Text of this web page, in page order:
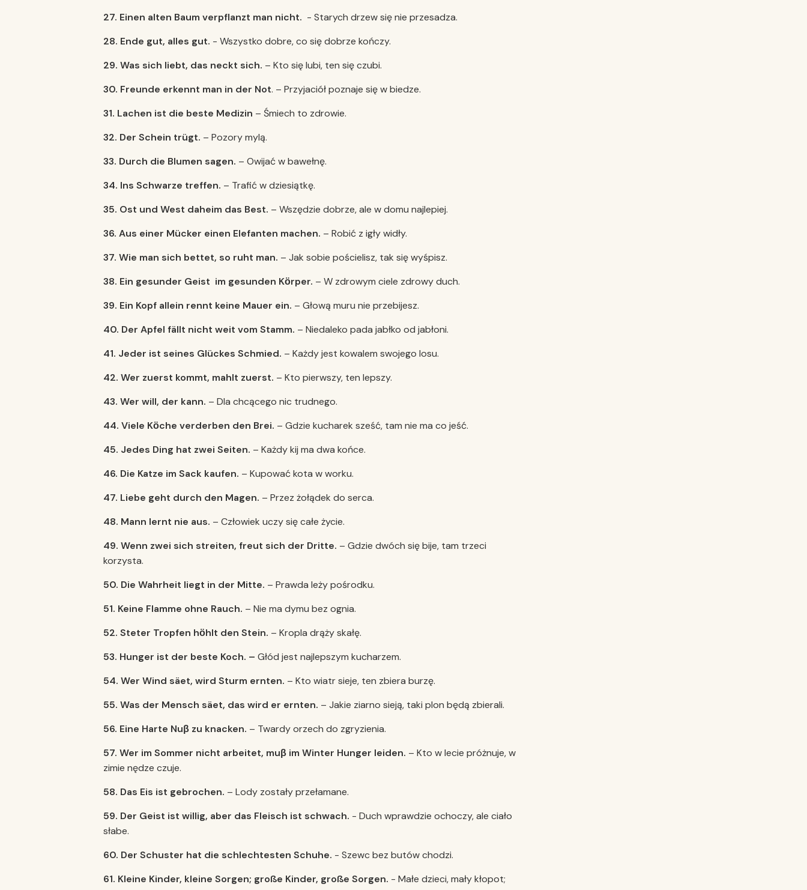
27. Einen alten Baum verpflanzt man nicht. - Starych drzew się nie przesadza.
28. Ende gut, alles gut. - Wszystko dobre, co się dobrze kończy.
29. Was sich liebt, das neckt sich. – Kto się lubi, ten się czubi.
30. Freunde erkennt man in der Not. – Przyjaciół poznaje się w biedze.
31. Lachen ist die beste Medizin – Śmiech to zdrowie.
32. Der Schein trügt. – Pozory mylą.
33. Durch die Blumen sagen. – Owijać w bawełnę.
34. Ins Schwarze treffen. – Trafić w dziesiątkę.
35. Ost und West daheim das Best. – Wszędzie dobrze, ale w domu najlepiej.
36. Aus einer Mücker einen Elefanten machen. – Robić z igły widły.
37. Wie man sich bettet, so ruht man. – Jak sobie pościelisz, tak się wyśpisz.
38. Ein gesunder Geist im gesunden Kӧrper. – W zdrowym ciele zdrowy duch.
39. Ein Kopf allein rennt keine Mauer ein. – Głową muru nie przebijesz.
40. Der Apfel fällt nicht weit vom Stamm. – Niedaleko pada jabłko od jabłoni.
41. Jeder ist seines Glückes Schmied. – Każdy jest kowalem swojego losu.
42. Wer zuerst kommt, mahlt zuerst. – Kto pierwszy, ten lepszy.
43. Wer will, der kann. – Dla chcącego nic trudnego.
44. Viele Kӧche verderben den Brei. – Gdzie kucharek sześć, tam nie ma co jeść.
45. Jedes Ding hat zwei Seiten. – Każdy kij ma dwa końce.
46. Die Katze im Sack kaufen. – Kupować kota w worku.
47. Liebe geht durch den Magen. – Przez żołądek do serca.
48. Mann lernt nie aus. – Człowiek uczy się całe życie.
49. Wenn zwei sich streiten, freut sich der Dritte. – Gdzie dwóch się bije, tam trzeci
korzysta.
50. Die Wahrheit liegt in der Mitte. – Prawda leży pośrodku.
51. Keine Flamme ohne Rauch. – Nie ma dymu bez ognia.
52. Steter Tropfen hӧhlt den Stein. – Kropla drąży skałę.
53. Hunger ist der beste Koch. – Głód jest najlepszym kucharzem.
54. Wer Wind säet, wird Sturm ernten. – Kto wiatr sieje, ten zbiera burzę.
55. Was der Mensch säet, das wird er ernten. – Jakie ziarno sieją, taki plon będą zbierali.
56. Eine Harte Nuβ zu knacken. – Twardy orzech do zgryzienia.
57. Wer im Sommer nicht arbeitet, muβ im Winter Hunger leiden. – Kto w lecie próżnuje, w
zimie nędze czuje.
58. Das Eis ist gebrochen. – Lody zostały przełamane.
59. Der Geist ist willig, aber das Fleisch ist schwach. - Duch wprawdzie ochoczy, ale ciało
słabe.
60. Der Schuster hat die schlechtesten Schuhe. - Szewc bez butów chodzi.
61. Kleine Kinder, kleine Sorgen; große Kinder, große Sorgen. - Małe dzieci, mały kłopot;